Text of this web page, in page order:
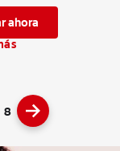
ahora
8